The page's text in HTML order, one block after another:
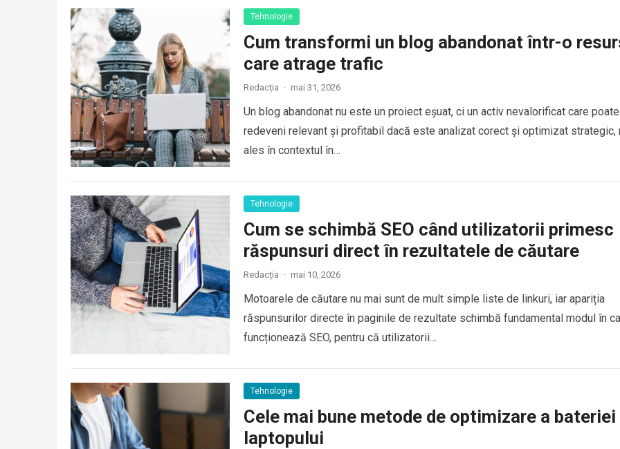
Tehnologie
Cum transformi un blog abandonat într-o
care atrage trafic
Redacția · mai 31, 2026
Un blog abandonat nu este un proiect eșuat, ci un activ nevalorificat care poate
redeveni relevant și profitabil dacă este analizat corect și optimizat strategic,
ales în contextul în…
Tehnologie
Cum se schimbă SEO când utilizatorii primesc
răspunsuri direct în rezultatele de căutare
Redacția · mai 10, 2026
Motoarele de căutare nu mai sunt de mult simple liste de linkuri, iar apariția
răspunsurilor directe în paginile de rezultate schimbă fundamental modul în
funcționează SEO, pentru că utilizatorii…
Tehnologie
Cele mai bune metode de optimizare a bateriei
laptopului